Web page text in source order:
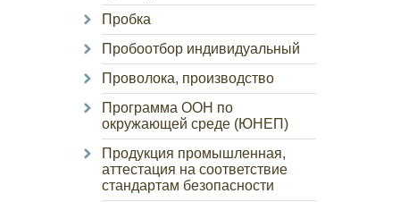
Пробка
Пробоотбор индивидуальный
Проволока, производство
Программа ООН по
окружающей среде (ЮНЕП)
Продукция промышленная,
аттестация на соответствие
стандартам безопасности